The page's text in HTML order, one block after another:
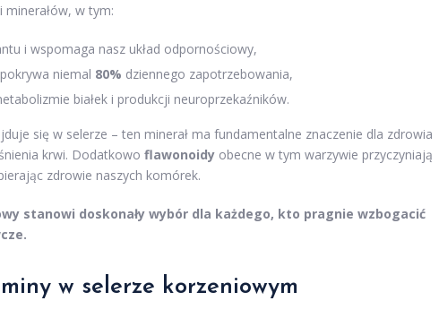
minerałów, w tym:
i wspomaga nasz układ odpornościowy,
niemal 80% dziennego zapotrzebowania,
białek i produkcji neuroprzekaźników.
się w selerze – ten minerał ma fundamentalne znaczenie dla zdrowia
krwi. Dodatkowo flawonoidy obecne w tym warzywie przyczyniają
zdrowie naszych komórek.
stanowi doskonały wybór dla każdego, kto pragnie wzbogacić
w selerze korzeniowym